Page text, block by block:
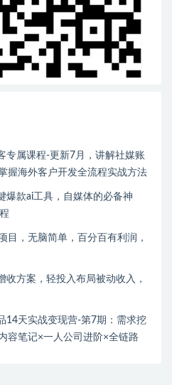
专属课程-更新7月，讲解社媒账
握海外客户开发全流程实战方法
爆款ai工具，自媒体的必备神
目，无脑简单，百分百有利润，
收方案，轻投入布局被动收入，
14天实战变现营-第7期：需求挖
容笔记×一人公司进阶×全链路